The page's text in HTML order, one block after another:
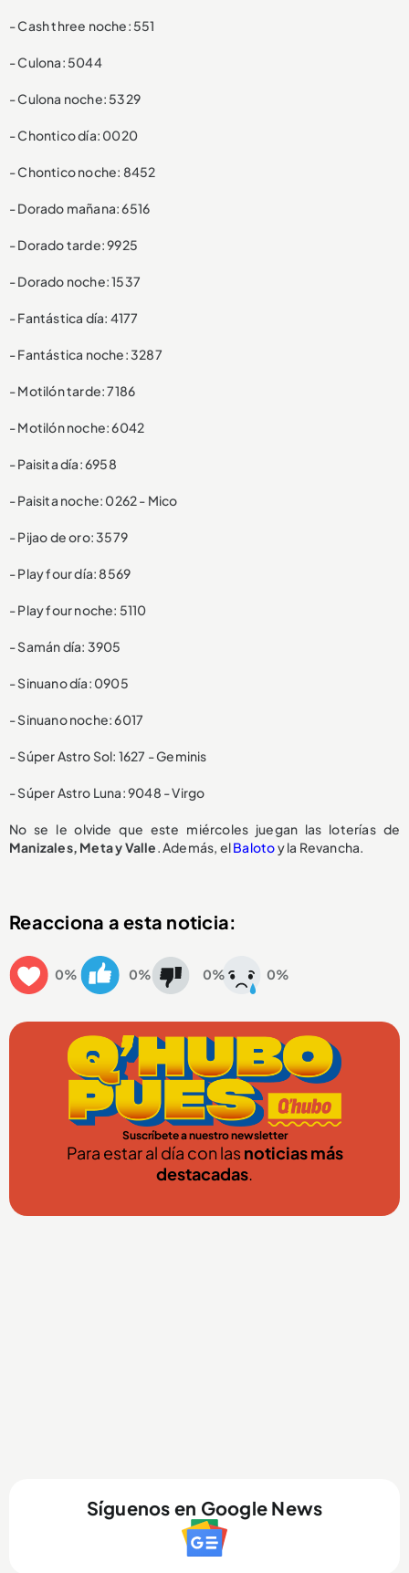
- Cash three noche: 551
- Culona: 5044
- Culona noche: 5329
- Chontico día: 0020
- Chontico noche: 8452
- Dorado mañana: 6516
- Dorado tarde: 9925
- Dorado noche: 1537
- Fantástica día: 4177
- Fantástica noche: 3287
- Motilón tarde: 7186
- Motilón noche: 6042
- Paisita día: 6958
- Paisita noche: 0262 - Mico
- Pijao de oro: 3579
- Play four día: 8569
- Play four noche: 5110
- Samán día: 3905
- Sinuano día: 0905
- Sinuano noche: 6017
- Súper Astro Sol: 1627 - Geminis
- Súper Astro Luna: 9048 - Virgo
No se le olvide que este miércoles juegan las loterías de
Manizales, Meta y Valle. Además, elBalotoy la Revancha.
Reacciona a esta noticia:
0% 0% 0% 0%
Suscríbete a nuestro newsletter
Para estar al día con lasnoticias más
destacadas.
Síguenos en Google News